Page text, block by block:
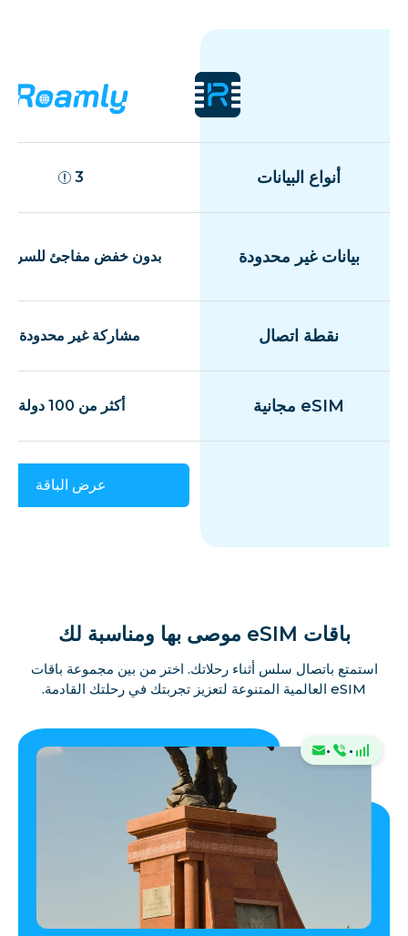
أنواع البيانات 3
بيانات غير محدودة بدون خفض مفاجئ
نقطة اتصال مشاركة غير محدودة
eSIM مجانية أكثر من 100 دولة
عرض الباقة
باقات eSIM موصى بها ومناسبة لك
استمتع باتصال سلس أثناء رحلاتك. اختر من بين مجموعة باقات
eSIM العالمية المتنوعة لتعزيز تجربتك في رحلتك القادمة.
·
·